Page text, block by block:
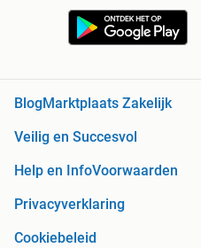
BlogMarktplaats Zakelijk
Veilig en Succesvol
Help en InfoVoorwaarden
Privacyverklaring
Cookiebeleid